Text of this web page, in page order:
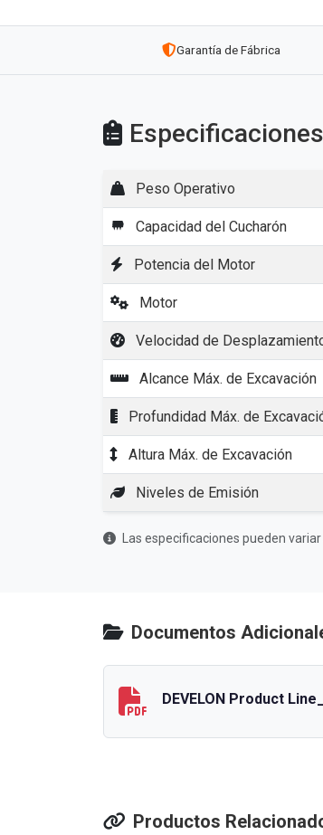
Garantía de Fábrica
Peso Operativo
Capacidad del Cucharón
Potencia del Motor
Motor
Velocidad de
Alcance Máx. de Excavación
Profundidad Máx. de
Altura Máx. de Excavación
Niveles de Emisión
Las especificaciones pueden
Documentos
Productos